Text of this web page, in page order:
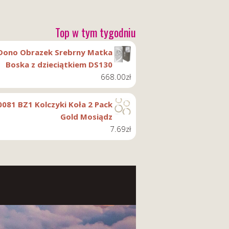
Top w tym tygodniu
Obrazek Srebrny Matka
Boska z dzieciątkiem DS130
668.00zł
BZ1 Kolczyki Koła 2 Pack
Gold Mosiądz
7.69zł